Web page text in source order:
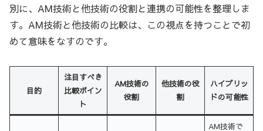
別に、AM技術と他技術の役割と連携の可能性を整理しま
す。AM技術と他技術の比較は、この視点を持つことで初
めて意味をなすのです。
目的
注目すべき
比較ポイン
ト
AM技術の
役割
他技術の役
割
ハイブリッ
ドの可能性
AM技術で